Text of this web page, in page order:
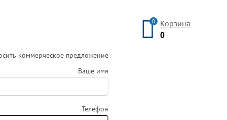
коммерческое предложение
Ваше имя
Телефон
0 Корзина
0